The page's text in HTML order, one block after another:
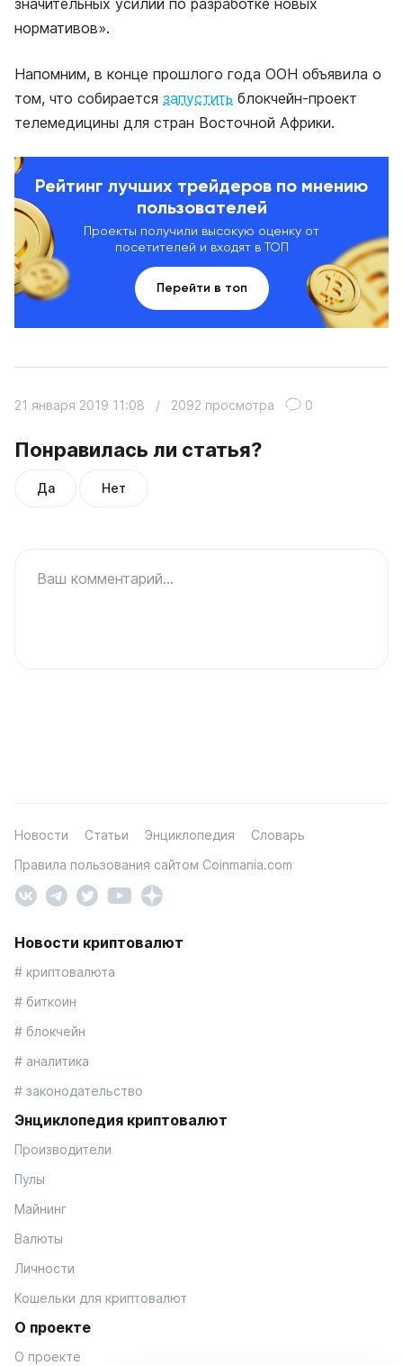
значительных усилий по разработке новых
нормативов».
Напомним, в конце прошлого года ООН объявила о
том, что собирается запустить блокчейн-проект
телемедицины для стран Восточной Африки.
Рейтинг лучших трейдеров по мнению
пользователей
Проекты получили высокую оценку от
посетителей и входят в ТОП
Перейти в топ
Понравилась ли статья?
Да Нет
21 января 2019 11:08 / 2092 просмотра 0
Ваш комментарий...
Новости Статьи Энциклопедия
Словарь
Правила пользования сайтом Coinmania.com
Новости криптовалют
# криптовалюта
# биткоин
# блокчейн
# аналитика
# законодательство
Энциклопедия криптовалют
Производители
Пулы
Майнинг
Валюты
Личности
Кошельки для криптовалют
О проекте
О проекте